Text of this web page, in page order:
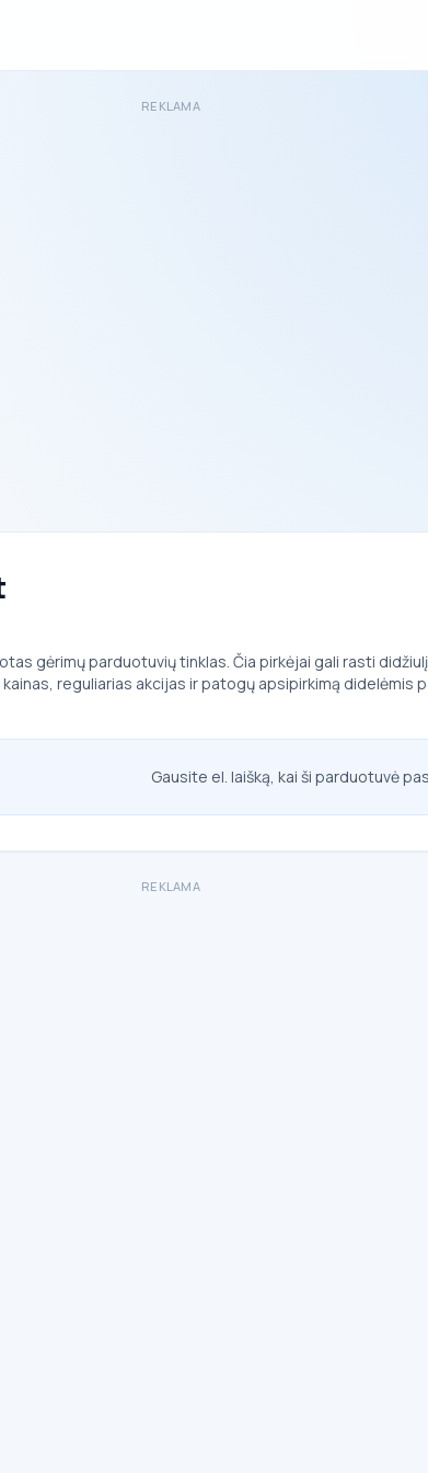
REKLAMA
gėrimų parduotuvių tinklas. Čia pirkėjai gali rasti
reguliarias akcijas ir patogų apsipirkimą
Gausite el. laišką, kai ši parduotuvė
REKLAMA